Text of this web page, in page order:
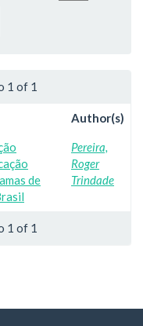
1 of 1
Author(s)
de
Pereira,
Roger
Trindade
1 of 1